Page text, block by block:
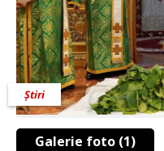
Galerie foto (1)
Știri